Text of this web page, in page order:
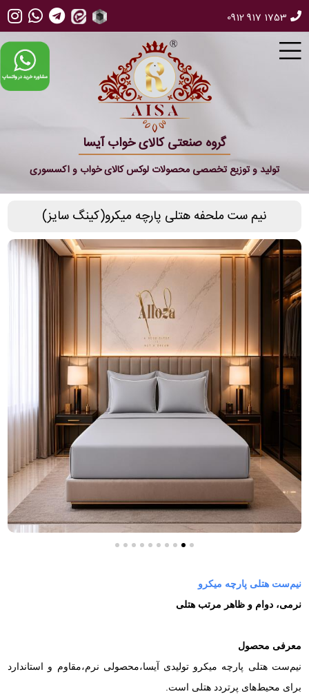
0912 917 1753
گروه صنعتی کالای خواب آیسا
تولید و توزیع تخصصی محصولات لوکس کالای خواب و اکسسوری
نیم ست ملحفه هتلی پارچه میکرو(کینگ سایز)
نیم‌ست هتلی پارچه میکرو
نرمی، دوام و ظاهر مرتب هتلی
معرفی محصول
نیم‌ست هتلی پارچه میکرو تولیدی آیسا،محصولی نرم،مقاوم و استاندارد
برای محیط‌های پرتردد هتلی است.